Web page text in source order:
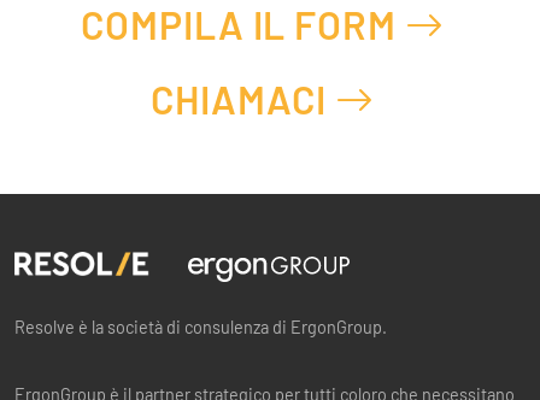
COMPILA IL FORM
CHIAMACI
Resolve è la società di consulenza di ErgonGroup.
ErgonGroup è il partner strategico per tutti coloro che necessitano